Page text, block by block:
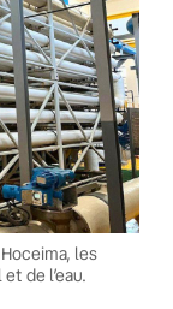
les
de l’eau.